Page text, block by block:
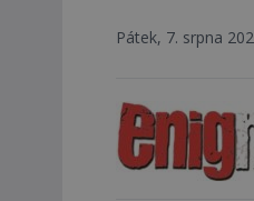
Pátek, 7. srpna